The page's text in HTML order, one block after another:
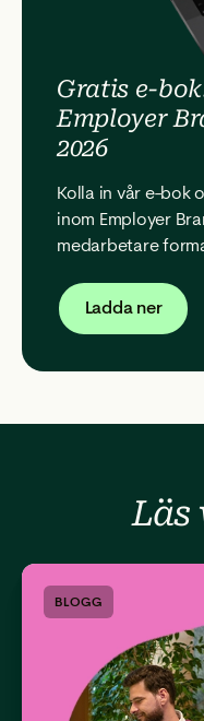
Gratis e-
Employer
2026
Kolla in vår e-bok
inom Employer
medarbetare
Ladda ner
Läs
BLOGG